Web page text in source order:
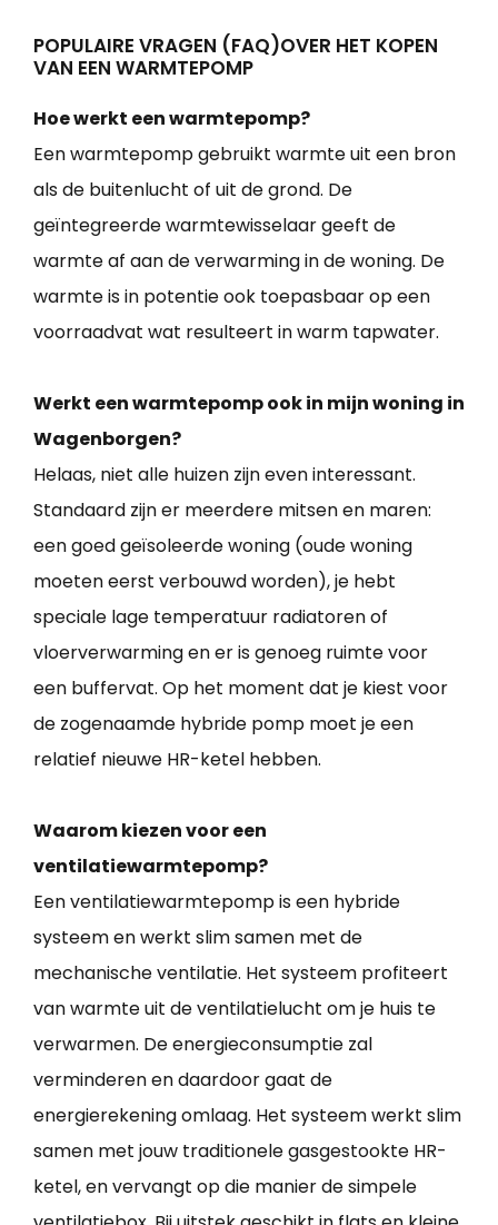
POPULAIRE VRAGEN (FAQ)OVER HET KOPEN
VAN EEN WARMTEPOMP
Hoe werkt een warmtepomp?
Een warmtepomp gebruikt warmte uit een bron
als de buitenlucht of uit de grond. De
geïntegreerde warmtewisselaar geeft de
warmte af aan de verwarming in de woning. De
warmte is in potentie ook toepasbaar op een
voorraadvat wat resulteert in warm tapwater.
Werkt een warmtepomp ook in mijn woning in
Wagenborgen?
Helaas, niet alle huizen zijn even interessant.
Standaard zijn er meerdere mitsen en maren:
een goed geïsoleerde woning (oude woning
moeten eerst verbouwd worden), je hebt
speciale lage temperatuur radiatoren of
vloerverwarming en er is genoeg ruimte voor
een buffervat. Op het moment dat je kiest voor
de zogenaamde hybride pomp moet je een
relatief nieuwe HR-ketel hebben.
Waarom kiezen voor een
ventilatiewarmtepomp?
Een ventilatiewarmtepomp is een hybride
systeem en werkt slim samen met de
mechanische ventilatie. Het systeem profiteert
van warmte uit de ventilatielucht om je huis te
verwarmen. De energieconsumptie zal
verminderen en daardoor gaat de
energierekening omlaag. Het systeem werkt slim
samen met jouw traditionele gasgestookte HR-
ketel, en vervangt op die manier de simpele